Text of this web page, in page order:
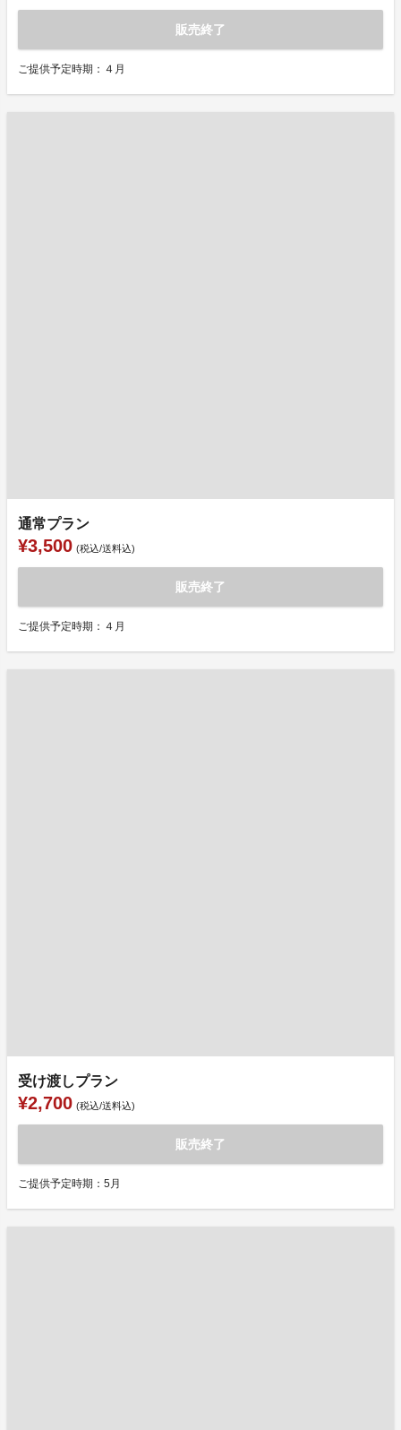
販売終了
ご提供予定時期：４月
通常プラン
¥3,500 (税込/送料込)
販売終了
ご提供予定時期：４月
受け渡しプラン
¥2,700 (税込/送料込)
販売終了
ご提供予定時期：5月